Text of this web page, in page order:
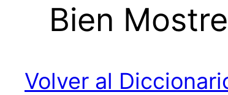
Bien
Volver al